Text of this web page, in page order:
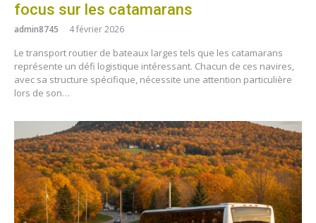
focus sur les catamarans
admin8745 4 février 2026
Le transport routier de bateaux larges tels que les catamarans
représente un défi logistique intéressant. Chacun de ces navires,
avec sa structure spécifique, nécessite une attention particulière
lors de son…